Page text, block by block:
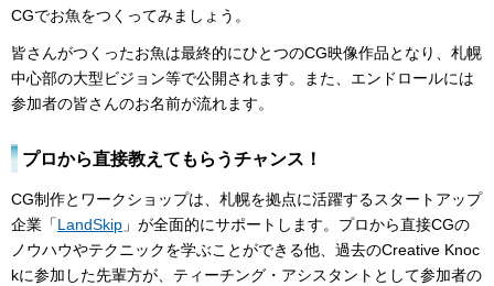
CGでお魚をつくってみましょう。
皆さんがつくったお魚は最終的にひとつのCG映像作品となり、札幌
中心部の大型ビジョン等で公開されます。また、エンドロールには
参加者の皆さんのお名前が流れます。
プロから直接教えてもらうチャンス！
CG制作とワークショップは、札幌を拠点に活躍するスタートアップ
企業「LandSkip 」が全面的にサポートします。プロから直接CGの
ノウハウやテクニックを学ぶことができる他、過去のCreative Knoc
kに参加した先輩方が、ティーチング・アシスタントとして参加者の